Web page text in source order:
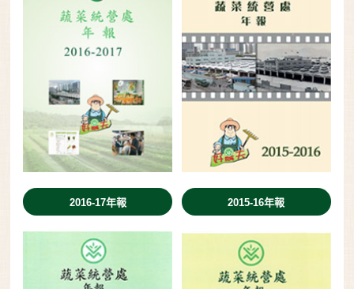
2016-17年報 2015-16年報